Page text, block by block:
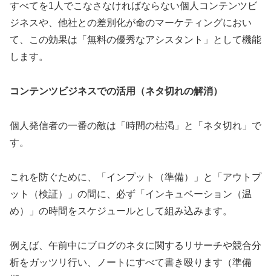
すべてを1人でこなさなければならない個人コンテンツビ
ジネスや、他社との差別化が命のマーケティングにおい
て、この効果は「無料の優秀なアシスタント」として機能
します。
コンテンツビジネスでの活用（ネタ切れの解消）
個人発信者の一番の敵は「時間の枯渇」と「ネタ切れ」で
す。
これを防ぐために、「インプット（準備）」と「アウトプ
ット（検証）」の間に、必ず「インキュベーション（温
め）」の時間をスケジュールとして組み込みます。
例えば、午前中にブログのネタに関するリサーチや競合分
析をガッツリ行い、ノートにすべて書き殴ります（準備